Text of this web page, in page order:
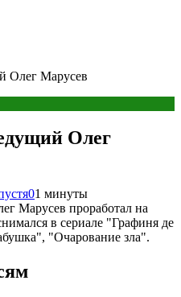
Олег Марусев
Олег
01 минуты
Марусев проработал на
в сериале "Графиня де
"Очарование зла".